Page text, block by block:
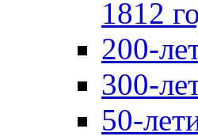
1812
200-
300-
50-